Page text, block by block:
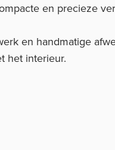
en precieze
en handmatige
het interieur.